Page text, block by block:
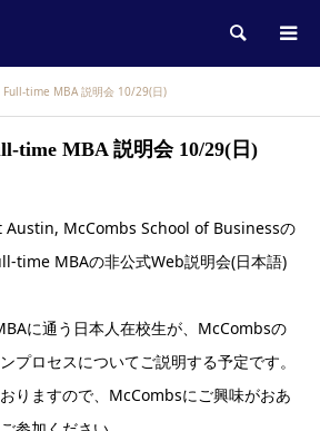
検索
Full-time MBA 説明会 10/29(日)
time MBA 説明会 10/29(日)
Austin, McCombs School of Businessの
time MBAの非公式Web説明会(日本語)
に通う日本人在校生が、McCombsの
プロセスについてご説明する予定です。
りますので、McCombsにご興味がおあ